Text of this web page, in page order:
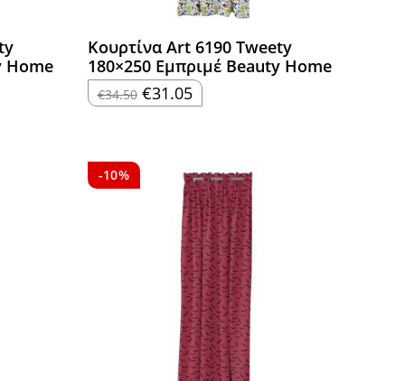
Home
Κουρτίνα Art 6190 Tweety
180×250 Εμπριμέ Beauty Home
€34.50 Original
price
€31.05Η
τρέχουσα
-10%